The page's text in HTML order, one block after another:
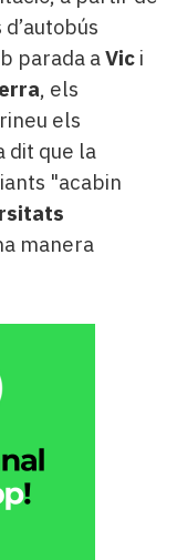
parada aVic i
, els
els
dit que la
"acabin
manera